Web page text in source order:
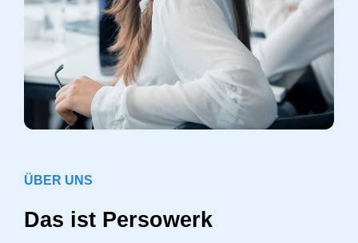
ÜBER UNS
Das ist Persowerk